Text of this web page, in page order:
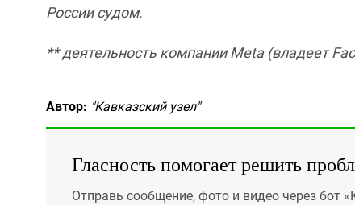
России судом.
** деятельность компании Meta (владеет
Автор: "Кавказский узел"
Гласность помогает решить
Отправь сообщение, фото и видео через бот